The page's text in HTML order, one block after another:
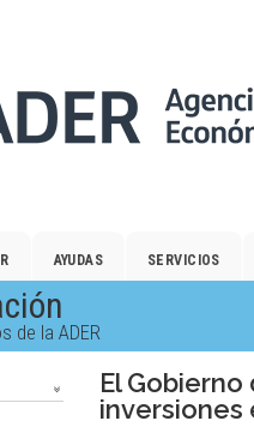
AYUDAS SERVICIOS
de la ADER
El